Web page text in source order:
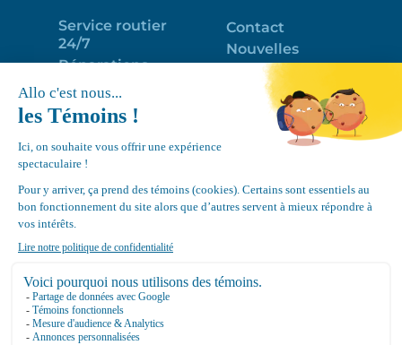
Service routier
24/7
Réparations
Programme
d’entretien
Déneigement
de toits
Équipements
Contact
Nouvelles
Portail clients
Emploi
Politique de
Google
4.7